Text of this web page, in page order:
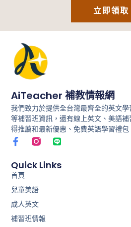
立即領取
AiTeacher 補教情報網
我們致力於提供全台灣最齊全的英文
等補習班資訊，還有線上英文、美語
得推薦和最新優惠、免費英語學習禮包
F
a
e
b
o
o
k
-
f
L
i
e
Quick Links
首頁
兒童美語
成人英文
補習班情報